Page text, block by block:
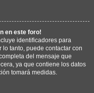
en este foro!
identificadores para
tanto, puede contactar con
del mensaje que
ya que contiene los datos
tomará medidas.